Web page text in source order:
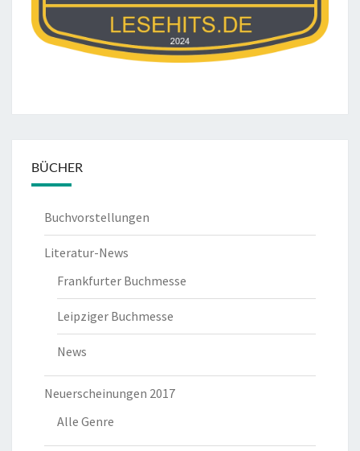
BÜCHER
Buchvorstellungen
Literatur-News
Frankfurter Buchmesse
Leipziger Buchmesse
News
Neuerscheinungen 2017
Alle Genre